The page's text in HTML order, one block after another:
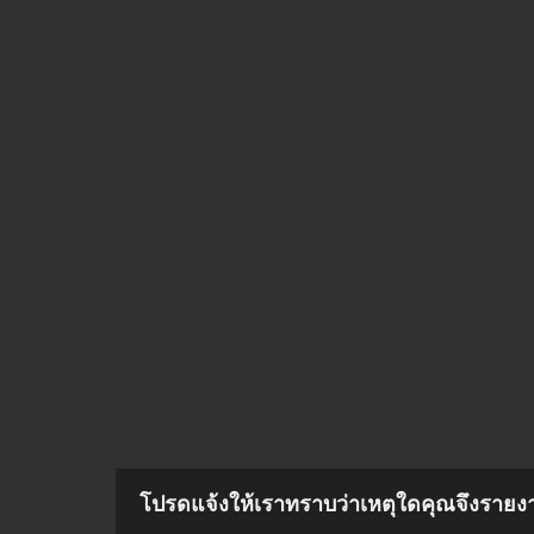
โปรดแจ้งให้เราทราบว่าเหตุใดคุณจึงราย